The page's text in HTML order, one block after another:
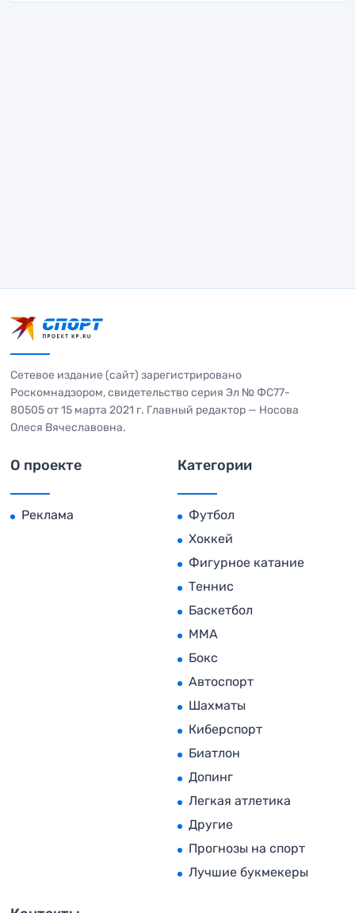
Сетевое издание (сайт) зарегистрировано
Роскомнадзором, свидетельство серия Эл № ФС77-
80505 от 15 марта 2021 г. Главный редактор — Носова
Олеся Вячеславовна.
О проекте
Реклама
Категории
Футбол
Хоккей
Фигурное катание
Теннис
Баскетбол
MMA
Бокс
Автоспорт
Шахматы
Киберспорт
Биатлон
Допинг
Легкая атлетика
Другие
Прогнозы на спорт
Лучшие букмекеры